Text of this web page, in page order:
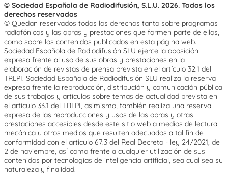
© Sociedad Española de Radiodifusión, S.L.U. 2026. Todos los
derechos reservados
© Quedan reservados todos los derechos tanto sobre programas
radiofónicos y las obras y prestaciones que formen parte de ellos,
como sobre los contenidos publicados en esta página web.
Sociedad Española de Radiodifusión SLU ejerce la oposición
expresa frente al uso de sus obras y prestaciones en la
elaboración de revistas de prensa prevista en el artículo 32.1 del
TRLPI. Sociedad Española de Radiodifusión SLU realiza la reserva
expresa frente la reproducción, distribución y comunicación pública
de sus trabajos y artículos sobre temas de actualidad prevista en
el artículo 33.1 del TRLPI, asimismo, también realiza una reserva
expresa de las reproducciones y usos de las obras y otras
prestaciones accesibles desde este sitio web a medios de lectura
mecánica u otros medios que resulten adecuados a tal fin de
conformidad con el artículo 67.3 del Real Decreto - ley 24/2021, de
2 de noviembre, así como frente a cualquier utilización de sus
contenidos por tecnologías de inteligencia artificial, sea cual sea su
naturaleza y finalidad.